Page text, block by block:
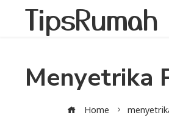
TipsRumah
Menyetrika
Home